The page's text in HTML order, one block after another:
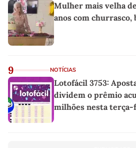
Mulher mais velha
anos com churrasco,
9 NOTÍCIAS
Lotofácil 3753:
dividem o prêmio
milhões nesta